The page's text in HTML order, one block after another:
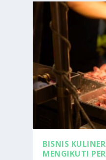
BISNIS
MENGIKUTI